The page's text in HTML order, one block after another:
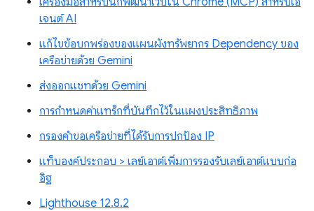
เจนต์ AI
แก้ไขข้อบกพร่องของแผนผังทรัพยากร Dependency ของ
เครือข่ายด้วย Gemini
ส่งออกแชทด้วย Gemini
การกำหนดค่าแทร็กที่บันทึกไว้ในแผงประสิทธิภาพ
กรองคำขอเครือข่ายที่ได้รับการปกป้อง IP
แท็บองค์ประกอบ > เลย์เอาต์เพิ่มการรองรับเลย์เอาต์แบบก่อ
อิฐ
Lighthouse 12.8.2